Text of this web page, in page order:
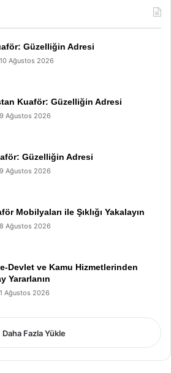
Güzelliğin Adresi
10 Ağustos 2026
Kuaför: Güzelliğin Adresi
9 Ağustos 2026
Güzelliğin Adresi
9 Ağustos 2026
Mobilyaları ile Şıklığı Yakalayın
8 Ağustos 2026
Devlet ve Kamu Hizmetlerinden
Yararlanın
1 Ağustos 2026
Daha Fazla Yükle